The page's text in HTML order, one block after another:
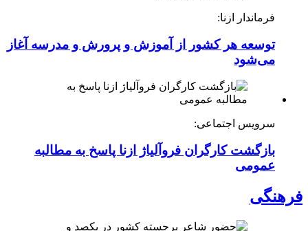
فرماندار ازنا:
توسعه هر کشور از آموزش و پرورش و مدرسه آغاز
می‌شود
سرویس اجتماعی:
بازگشت کارگران فروآلیاژ ازنا پاسخ به مطالبه
عمومی
فرهنگی